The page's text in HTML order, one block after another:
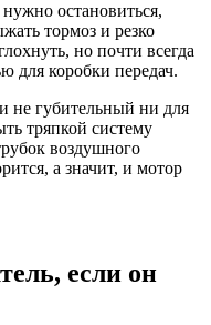
остановиться,
тормоз и резко
но почти всегда
для коробки передач.
не губительный ни для
тряпкой систему
воздушного
а значит, и мотор
если он